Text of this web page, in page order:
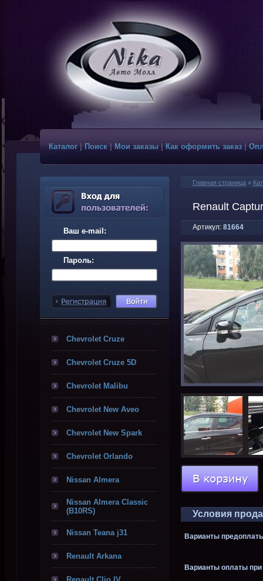
Каталог Поиск|Мои заказы|Как оформить заказ
Ваш e-mail:
Пароль:
Chevrolet Cruze
Chevrolet Cruze 5D
Chevrolet Malibu
Chevrolet New Aveo
Chevrolet New Spark
Chevrolet Orlando
Nissan Almera
Nissan Almera Classic
(B10RS)
Nissan Teana j31
Renault Arkana
Главная страница »
Renault
Артикул: 81664
Условия
Варианты
Варианты оплаты при